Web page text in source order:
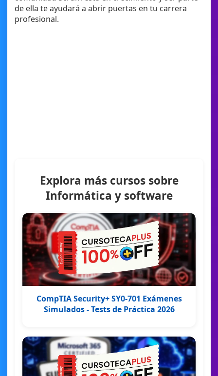
de ella te ayudará a abrir puertas en tu carrera
profesional.
Explora más cursos sobre
Informática y software
CompTIA Security+ SY0-701 Exámenes
Simulados - Tests de Práctica 2026